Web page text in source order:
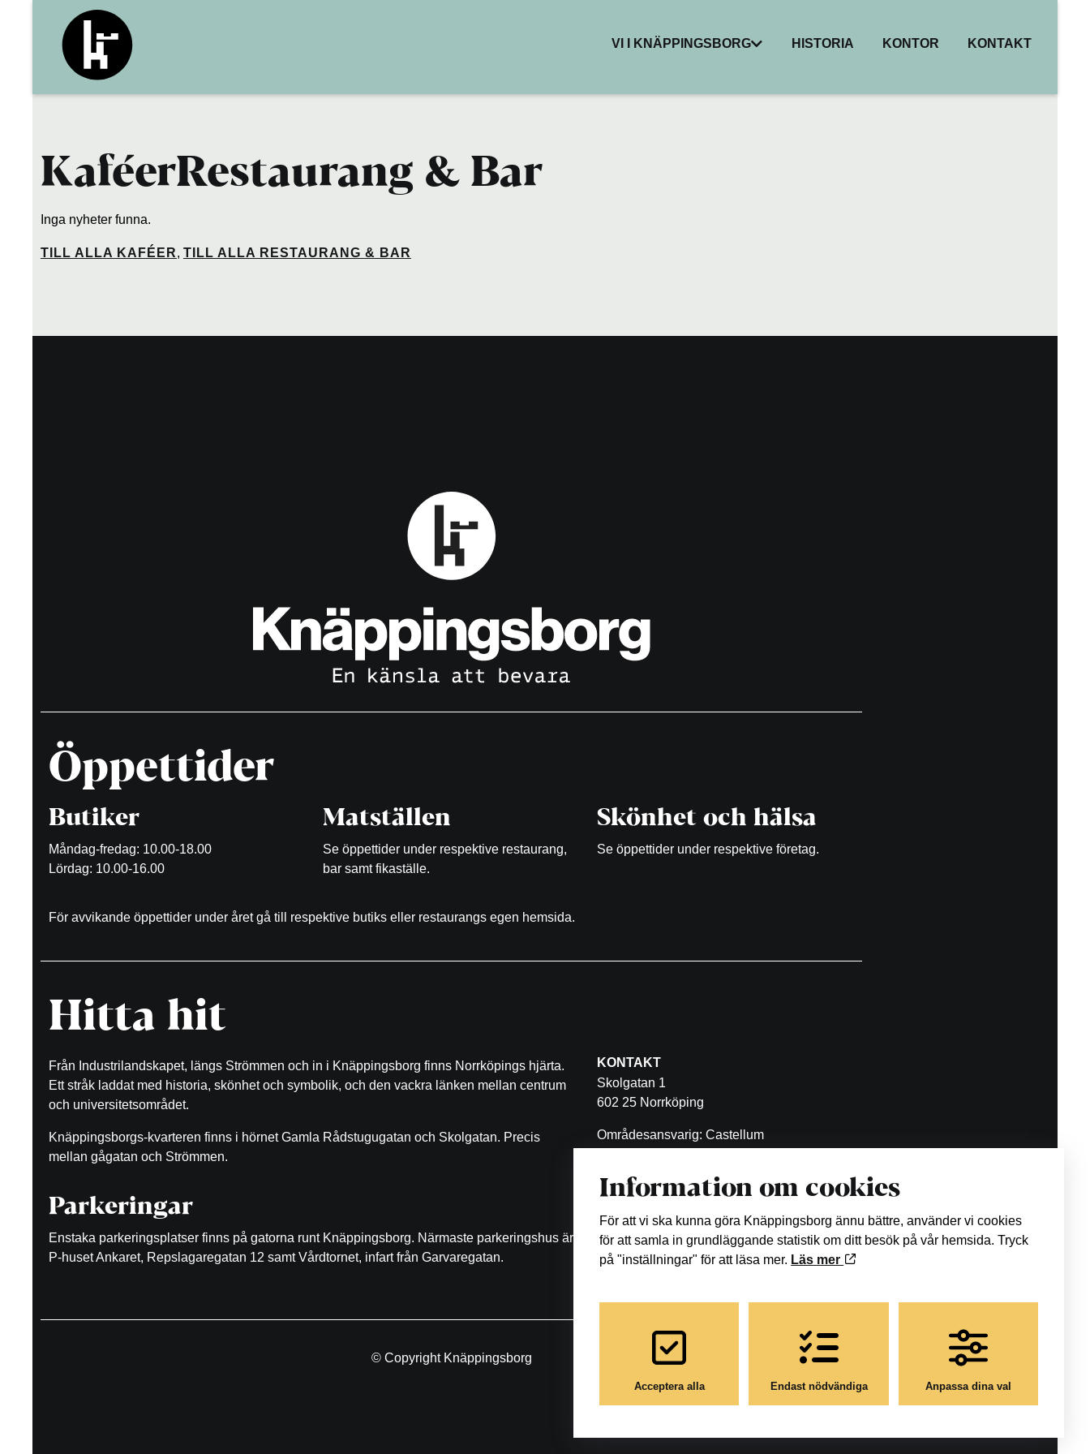
VI I KNÄPPINGSBORG
RESTAURANGER
HISTORIA KONTOR KONTAKT
KaféerRestaurang & Bar
Inga nyheter funna.
KAFÉER, RESTAURANG & BAR
Öppettider
Butiker
Måndag-fredag: 10.00-18.00
Lördag: 10.00-16.00
Matställen
Se öppettider under respektive restaurang,
bar samt fikaställe.
Skönhet och hälsa
Se öppettider under respektive företag.
För avvikande öppettider under året gå till respektive butiks eller restaurangs egen hemsida.
Hitta hit
Från Industrilandskapet, längs Strömmen och in i Knäppingsborg finns Norrköpings hjärta.
Ett stråk laddat med historia, skönhet och symbolik, och den vackra länken mellan centrum
och universitetsområdet.
Knäppingsborgs-kvarteren finns i hörnet Gamla Rådstugugatan och Skolgatan. Precis
mellan gågatan och Strömmen.
Parkeringar
Enstaka parkeringsplatser finns på gatorna runt Knäppingsborg. Närmaste parkeringshus är
P-huset Ankaret, Repslagaregatan 12 samt Vårdtornet, infart från Garvaregatan.
KONTAKT
Skolgatan 1
602 25 Norrköping
Områdesansvarig: Castellum
011-470 53 11
malin.eklof@castellum.se
© Copyright Knäppingsborg
Information om cookies
För att vi ska kunna göra Knäppingsborg ännu bättre, använder vi cookies
för att samla in grundläggande statistik om ditt besök på vår hemsida. Tryck
på "inställningar" för att läsa mer. Läs mer
Acceptera alla Endast nödvändiga Anpassa dina val